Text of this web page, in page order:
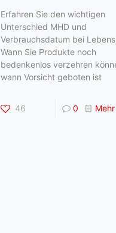
Erfahren Sie den wichtigen
Unterschied MHD und
Verbrauchsdatum bei
Wann Sie Produkte noch
bedenkenlos verzehren
wann Vorsicht geboten ist
46 0